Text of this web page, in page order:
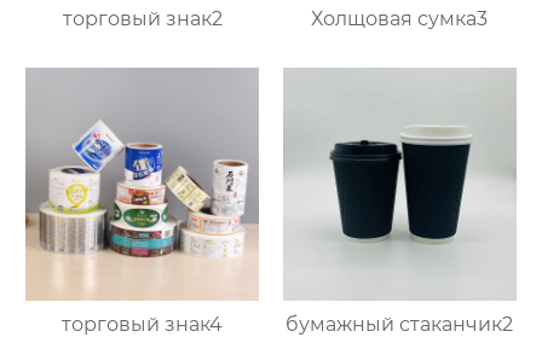
торговый знак2 Холщовая сумка3
торговый знак4 бумажный стаканчик2